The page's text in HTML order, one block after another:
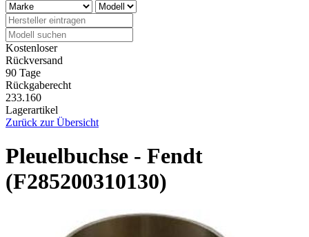
Kostenloser
Rückversand
90 Tage
Rückgaberecht
233.160
Lagerartikel
Zurück zur Übersicht
Pleuelbuchse - Fendt
(F285200310130)